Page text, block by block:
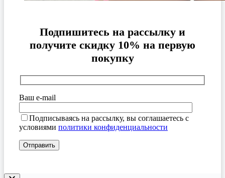
Подпишитесь на рассылку и
получите скидку 10% на первую
покупку
Ваш e-mail
Подписываясь на рассылку, вы соглашаетесь с
условиями политики конфиденциальности